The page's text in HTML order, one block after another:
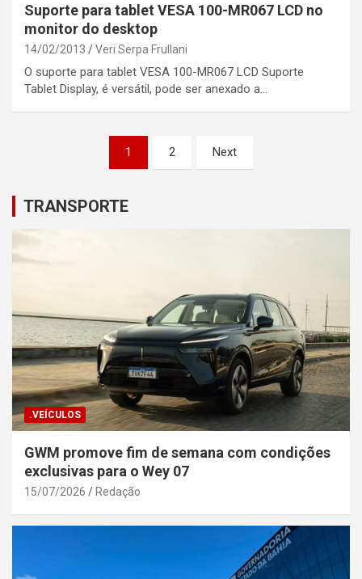
Suporte para tablet VESA 100-MR067 LCD no
monitor do desktop
14/02/2013 Veri Serpa Frullani
O suporte para tablet VESA 100-MR067 LCD Suporte
Tablet Display, é versátil, pode ser anexado a…
1 2 Next
TRANSPORTE
.VEÍCULOS
GWM promove fim de semana com condições
exclusivas para o Wey 07
15/07/2026 Redação